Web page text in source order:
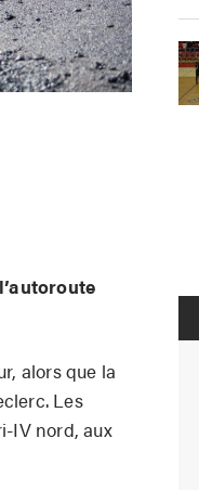
alors que la
Les
IV nord, aux